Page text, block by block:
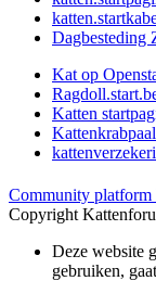
Dagbesteding
Kat op
Katten
Community
Copyright
Deze website
gebruiken,